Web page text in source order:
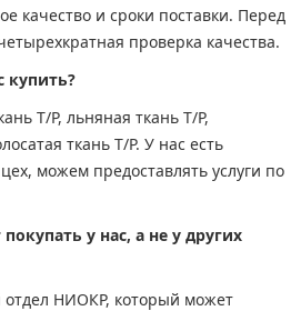
качество и сроки поставки. Перед
проверка качества.
купить?
Т/Р, льняная ткань Т/Р,
ткань Т/Р. У нас есть
можем предоставлять услуги по
у нас, а не у других
отдел НИОКР, который может